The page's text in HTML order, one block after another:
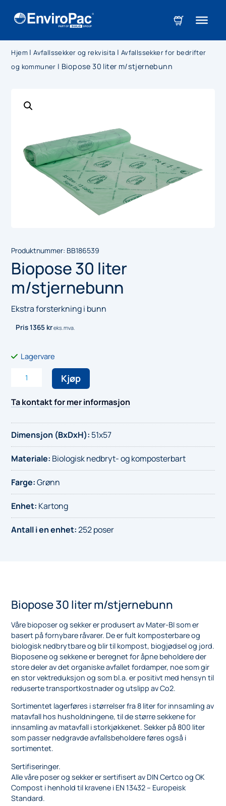
Hjem |Avfallssekker og rekvisita | Avfallssekker for bedrifter
og kommuner | Biopose 30 liter m/stjernebunn
Produktnummer: BB186539
Biopose 30 liter
m/stjernebunn
Ekstra forsterkning i bunn
Pris1365 kreks.mva.
Lagervare
Biopose
liter
Kjøp
Ta kontakt for mer informasjon
Dimensjon (BxDxH): 51x57
Materiale: Biologisk nedbryt- og komposterbart
Farge:Grønn
Enhet: Kartong
Antall i en enhet:252 poser
Biopose 30 liter m/stjernebunn
Våre bioposer og sekker er produsert av Mater-BI som er
basert på fornybare råvarer. De er fult komposterbare og
biologisk nedbrytbare og blir til kompost, biogjødsel og jord.
Bioposene og sekkene er beregnet for åpne beholdere der
store deler av det organiske avfallet fordamper, noe som gir
en stor vektreduksjon og som bl.a. er positivt med hensyn til
reduserte transportkostnader og utslipp av Co2.
Sortimentet lagerføres i størrelser fra 8 liter for innsamling av
matavfall hos husholdningene, til de større sekkene for
innsamling av matavfall i storkjøkkenet. Sekker på 800 liter
som passer nedgravde avfallsbeholdere føres også i
sortimentet.
Sertifiseringer.
Alle våre poser og sekker er sertifisert av DIN Certco og OK
Compost i henhold til kravene i EN 13432 – Europeisk
Standard.